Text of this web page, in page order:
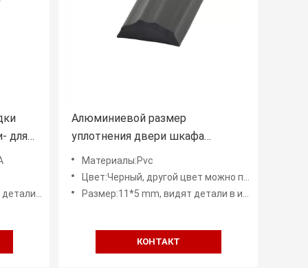
для
размера
Алюминиевой размер
уплотнения двери шкафа
профиля подгонянный
прокладкой
Материалы:Pvc
Цвет:Черный, другой цвет можно подгонять
Размер:11*5 mm, видят детали в изображениях, могут сделать размер OEM
КОНТАКТ